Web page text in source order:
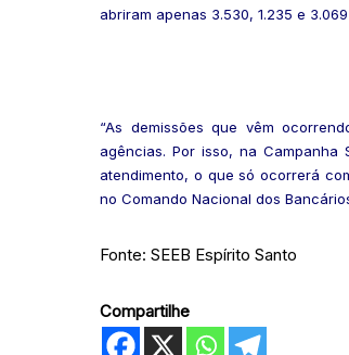
abriram apenas 3.530, 1.235 e
“As demissões que vêm
agências. Por isso, na Campanha
atendimento, o que só ocorrerá
no Comando Nacional dos
Fonte: SEEB Espírito Santo
Compartilhe